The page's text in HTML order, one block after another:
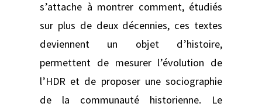
s’attache à montrer comment, étudiés
sur plus de deux décennies, ces textes
deviennent un objet d’histoire,
permettent de mesurer l’évolution de
l’HDR et de proposer une sociographie
de la communauté historienne. Le